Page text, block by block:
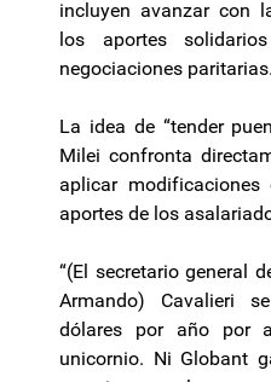
incluyen avanzar con
los aportes
negociaciones paritarias.
La idea de “tender
Milei confronta
aplicar
aportes de los
“(El secretario general
Armando) Cavalieri
dólares por año por
unicornio. Ni Globant